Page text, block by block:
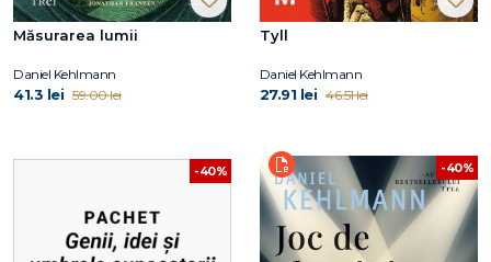
Măsurarea lumii
Daniel Kehlmann
41.3 lei 59.00 lei
Tyll
Daniel Kehlmann
27.91 lei 46.51 lei
-40% -40%